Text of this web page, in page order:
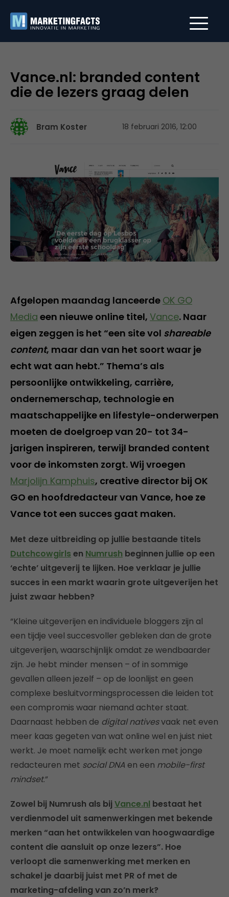
Vance.nl: branded content
die de lezers graag delen
Bram Koster 18 februari 2016, 12:00
Afgelopen maandag lanceerde OK GO
Media een nieuwe online titel, Vance. Naar
eigen zeggen is het “een site vol shareable
content, maar dan van het soort waar je
echt wat aan hebt.” Thema’s als
persoonlijke ontwikkeling, carrière,
ondernemerschap, technologie en
maatschappelijke en lifestyle-onderwerpen
moeten de doelgroep van 20- tot 34-
jarigen inspireren, terwijl branded content
voor de inkomsten zorgt. Wij vroegen
Marjolijn Kamphuis, creative director bij OK
GO en hoofdredacteur van Vance, hoe ze
Vance tot een succes gaat maken.
Met deze uitbreiding op jullie bestaande titels
Dutchcowgirls en Numrush beginnen jullie op een
‘echte’ uitgeverij te lijken. Hoe verklaar je jullie
succes in een markt waarin grote uitgeverijen het
juist zwaar hebben?
“Kleine uitgeverijen en individuele bloggers zijn al
een tijdje veel succesvoller gebleken dan de grote
uitgeverijen, waarschijnlijk omdat ze wendbaarder
zijn. Je hebt minder mensen – of in sommige
gevallen alleen jezelf – op de loonlijst en geen
complexe besluitvormingsprocessen die leiden tot
een compromis waar niemand achter staat.
Daarnaast hebben de digital nativesvaak net even
meer kaas gegeten van wat online wel en juist niet
werkt. Je moet namelijk echt werken met jonge
redacteuren met social DNA en een mobile-first
mindset.”
Zowel bij Numrush als bij Vance.nl bestaat het
verdienmodel uit samenwerkingen met bekende
merken “aan het ontwikkelen van hoogwaardige
content die aansluit op onze lezers”. Hoe
verloopt die samenwerking met merken en
schakel je daarbij juist met PR of met de
marketing-afdeling van zo’n merk?